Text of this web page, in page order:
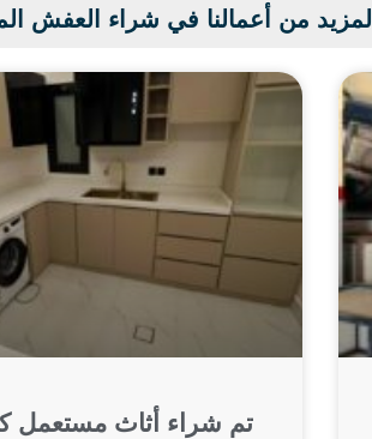
المزيد من أعمالنا في شراء العفش
تم شراء أثاث مستعمل